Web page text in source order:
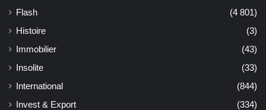
Flash
(4 801)
Histoire
(3)
Immobilier
(43)
Insolite
(33)
International
(844)
Invest & Export
(334)